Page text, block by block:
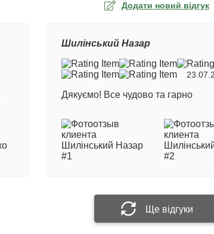
Додати новий відгук
Ваша оцінка
Номер замовлення
Ваш відгук
Надіслати відгук
Шилінський Назар
Дякуємо! Все чудово та гарно
Ще відгуки